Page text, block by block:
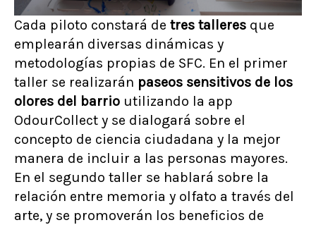
Cada piloto constará de tres talleres que
emplearán diversas dinámicas y
metodologías propias de SFC. En el primer
taller se realizarán paseos sensitivos de los
olores del barrio utilizando la app
OdourCollect y se dialogará sobre el
concepto de ciencia ciudadana y la mejor
manera de incluir a las personas mayores.
En el segundo taller se hablará sobre la
relación entre memoria y olfato a través del
arte, y se promoverán los beneficios de